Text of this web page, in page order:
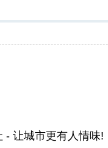
- 让城市更有人情味!